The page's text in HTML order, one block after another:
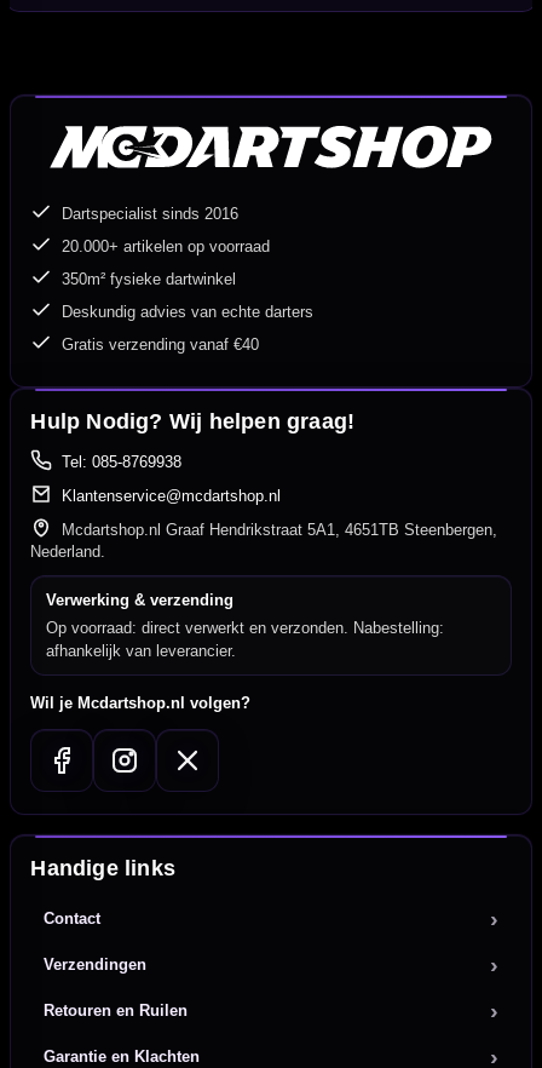
Dartspecialist sinds 2016
20.000+ artikelen op voorraad
350m² fysieke dartwinkel
Deskundig advies van echte darters
Gratis verzending vanaf €40
Hulp Nodig? Wij helpen graag!
Tel: 085-8769938
Klantenservice@mcdartshop.nl
Mcdartshop.nl Graaf Hendrikstraat 5A1, 4651TB Steenbergen,
Nederland.
Verwerking & verzending
Op voorraad: direct verwerkt en verzonden. Nabestelling:
afhankelijk van leverancier.
Wil je Mcdartshop.nl volgen?
Handige links
Contact
Verzendingen
Retouren en Ruilen
Garantie en Klachten